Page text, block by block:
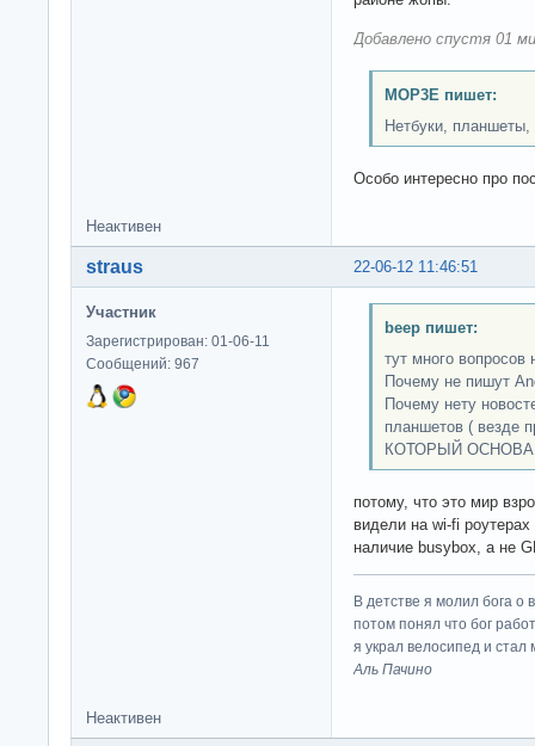
Добавлено спустя 01
MOP3E пишет:
Нетбуки, планшеты,
Особо интересно про
Неактивен
22-06-12 11:46:51
straus
Участник
Зарегистрирован: 01-06-11
Сообщений: 967
beep пишет:
тут много вопросов
Почему не пишут
Почему нету
планшетов ( везде
КОТОРЫЙ
потому, что это мир
видели на wi-fi
наличие busybox, а не
В детстве я молил бога о
потом понял что бог
я украл велосипед и стал
Аль Пачино
Неактивен